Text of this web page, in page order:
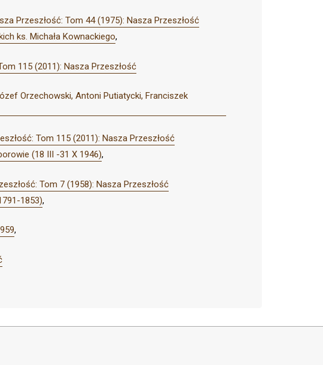
Przeszłość: Tom 44 (1975): Nasza Przeszłość
ks. Michała Kownackiego,
115 (2011): Nasza Przeszłość
Orzechowski, Antoni Putiatycki, Franciszek
Tom 115 (2011): Nasza Przeszłość
(18 III -31 X 1946),
Tom 7 (1958): Nasza Przeszłość
1853),
,